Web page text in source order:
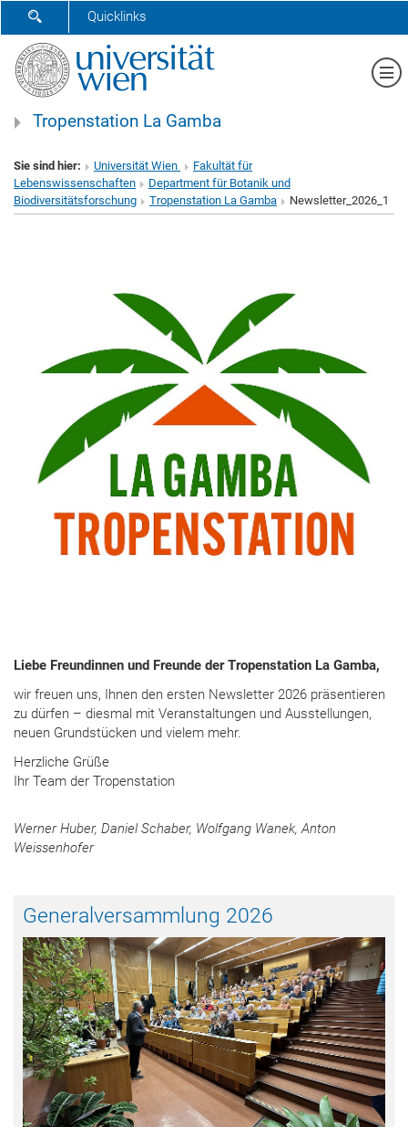
SUCHFORMULAR ÖFFNEN
Quicklinks
Tropenstation La Gamba
Sie sind hier: Universität Wien
Fakultät für
Lebenswissenschaften
Department für Botanik und
Biodiversitätsforschung
Tropenstation La Gamba Newsletter_2026_1
Liebe Freundinnen und Freunde der Tropenstation La Gamba,
wir freuen uns, Ihnen den ersten Newsletter 2026 präsentieren
zu dürfen – diesmal mit Veranstaltungen und Ausstellungen,
neuen Grundstücken und vielem mehr.
Herzliche Grüße
Ihr Team der Tropenstation
Werner Huber, Daniel Schaber, Wolfgang Wanek, Anton
Weissenhofer
Generalversammlung 2026